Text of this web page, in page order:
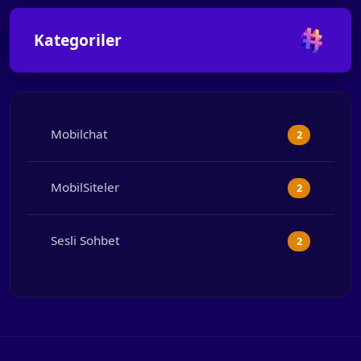
Kategoriler
Mobilchat 2
MobilSiteler 2
Sesli Sohbet 2